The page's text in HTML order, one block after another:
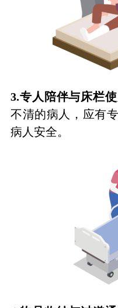
3.专人陪伴与床栏使
不清的病人，应有
病人安全。